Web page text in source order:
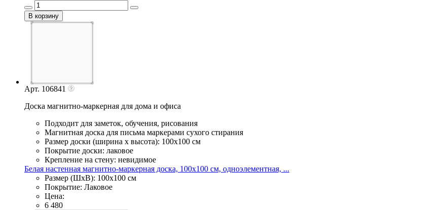
Арт. 106841
Доска магнитно-маркерная для дома и офиса
Подходит для заметок, обучения, рисования
Магнитная доска для письма маркерами сухого стирания
Размер доски (ширина х высота): 100х100 см
Покрытие доски: лаковое
Крепление на стену: невидимое
Белая настенная магнитно-маркерная доска, 100х100 см, одноэлементная, ...
Размер (ШхВ): 100х100 см
Покрытие: Лаковое
Цена:
6 480